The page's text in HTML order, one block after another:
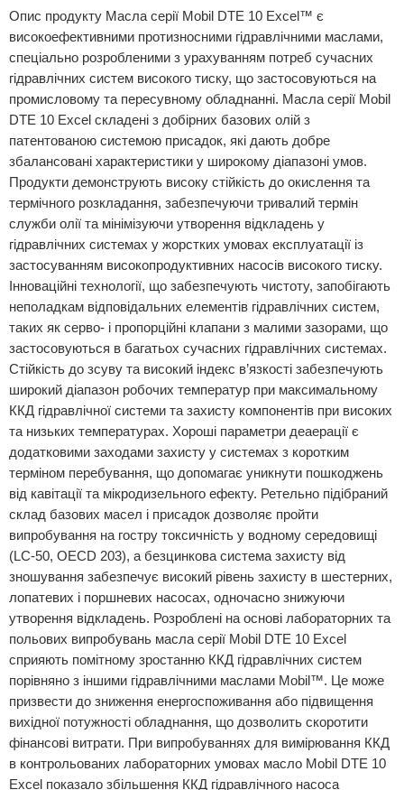
Опис продукту Масла серії Mobil DTE 10 Excel™ є
високоефективними протизносними гідравлічними маслами,
спеціально розробленими з урахуванням потреб сучасних
гідравлічних систем високого тиску, що застосовуються на
промисловому та пересувному обладнанні. Масла серії Mobil
DTE 10 Excel складені з добірних базових олій з
патентованою системою присадок, які дають добре
збалансовані характеристики у широкому діапазоні умов.
Продукти демонструють високу стійкість до окислення та
термічного розкладання, забезпечуючи тривалий термін
служби олії та мінімізуючи утворення відкладень у
гідравлічних системах у жорстких умовах експлуатації із
застосуванням високопродуктивних насосів високого тиску.
Інноваційні технології, що забезпечують чистоту, запобігають
неполадкам відповідальних елементів гідравлічних систем,
таких як серво- і пропорційні клапани з малими зазорами, що
застосовуються в багатьох сучасних гідравлічних системах.
Стійкість до зсуву та високий індекс в’язкості забезпечують
широкий діапазон робочих температур при максимальному
ККД гідравлічної системи та захисту компонентів при високих
та низьких температурах. Хороші параметри деаерації є
додатковими заходами захисту у системах з коротким
терміном перебування, що допомагає уникнути пошкоджень
від кавітації та мікродизельного ефекту. Ретельно підібраний
склад базових масел і присадок дозволяє пройти
випробування на гостру токсичність у водному середовищі
(LC-50, OECD 203), а безцинкова система захисту від
зношування забезпечує високий рівень захисту в шестерних,
лопатевих і поршневих насосах, одночасно знижуючи
утворення відкладень. Розроблені на основі лабораторних та
польових випробувань масла серії Mobil DTE 10 Excel
сприяють помітному зростанню ККД гідравлічних систем
порівняно з іншими гідравлічними маслами Mobil™. Це може
призвести до зниження енергоспоживання або підвищення
вихідної потужності обладнання, що дозволить скоротити
фінансові витрати. При випробуваннях для вимірювання ККД
в контрольованих лабораторних умовах масло Mobil DTE 10
Excel показало збільшення ККД гідравлічного насоса